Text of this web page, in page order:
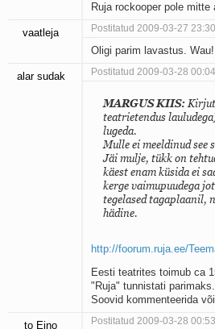
Ruja rockooper pole
vaatleja Postitatud 2009-03-27
Oligi parim lavastus. Wau!
alar sudak Postitatud 2009-03-28
MARGUS KIIS:
teatrietendus
lugeda.
Mulle ei meeldinud see
Jäi mulje, tükk on
käest enam küsida ei
kerge vaimupuudega
tegelased tagaplaanil,
hädine.
http://foorum.ruja.ee/
Eesti teatrites toimub ca
"Ruja" tunnistati parimaks.
Soovid kommenteerida
to Eino Postitatud 2009-03-28